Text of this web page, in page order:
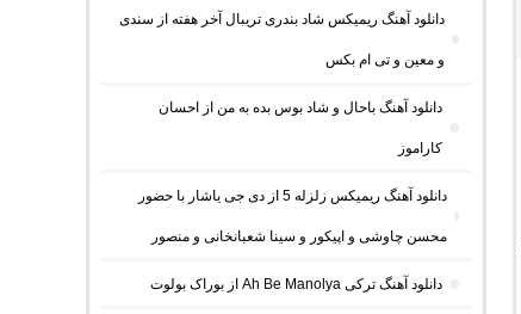
دانلود آهنگ ریمیکس شاد بندری تریبال آخر هفته از سندی
و معین و تی ام بکس
دانلود آهنگ باحال و شاد بوس بده به من از احسان
کاراموز
دانلود آهنگ ریمیکس زلزله 5 از دی جی یاشار با حضور
محسن چاوشی و اپیکور و سینا شعبانخانی و منصور
دانلود آهنگ ترکی Ah Be Manolya از بوراک بولوت